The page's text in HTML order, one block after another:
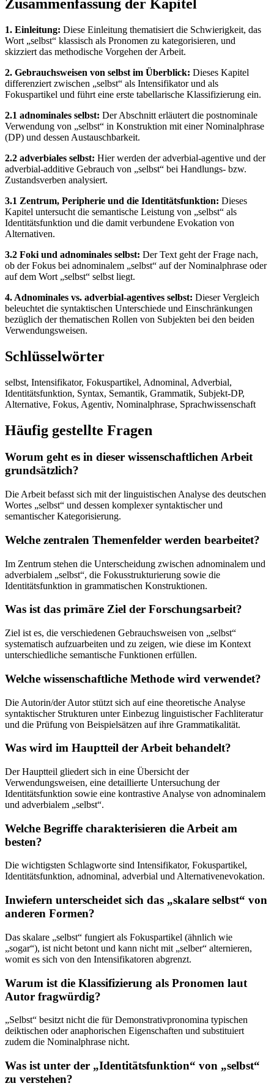
Zusammenfassung der Kapitel
1. Einleitung: Diese Einleitung thematisiert die Schwierigkeit, das
Wort „selbst“ klassisch als Pronomen zu kategorisieren, und
skizziert das methodische Vorgehen der Arbeit.
2. Gebrauchsweisen von selbst im Überblick: Dieses Kapitel
differenziert zwischen „selbst“ als Intensifikator und als
Fokuspartikel und führt eine erste tabellarische Klassifizierung ein.
2.1 adnominales selbst: Der Abschnitt erläutert die postnominale
Verwendung von „selbst“ in Konstruktion mit einer Nominalphrase
(DP) und dessen Austauschbarkeit.
2.2 adverbiales selbst: Hier werden der adverbial-agentive und der
adverbial-additive Gebrauch von „selbst“ bei Handlungs- bzw.
Zustandsverben analysiert.
3.1 Zentrum, Peripherie und die Identitätsfunktion: Dieses
Kapitel untersucht die semantische Leistung von „selbst“ als
Identitätsfunktion und die damit verbundene Evokation von
Alternativen.
3.2 Foki und adnominales selbst: Der Text geht der Frage nach,
ob der Fokus bei adnominalem „selbst“ auf der Nominalphrase oder
auf dem Wort „selbst“ selbst liegt.
4. Adnominales vs. adverbial-agentives selbst: Dieser Vergleich
beleuchtet die syntaktischen Unterschiede und Einschränkungen
bezüglich der thematischen Rollen von Subjekten bei den beiden
Verwendungsweisen.
Schlüsselwörter
selbst, Intensifikator, Fokuspartikel, Adnominal, Adverbial,
Identitätsfunktion, Syntax, Semantik, Grammatik, Subjekt-DP,
Alternative, Fokus, Agentiv, Nominalphrase, Sprachwissenschaft
Häufig gestellte Fragen
Worum geht es in dieser wissenschaftlichen Arbeit
grundsätzlich?
Die Arbeit befasst sich mit der linguistischen Analyse des deutschen
Wortes „selbst“ und dessen komplexer syntaktischer und
semantischer Kategorisierung.
Welche zentralen Themenfelder werden bearbeitet?
Im Zentrum stehen die Unterscheidung zwischen adnominalem und
adverbialem „selbst“, die Fokusstrukturierung sowie die
Identitätsfunktion in grammatischen Konstruktionen.
Was ist das primäre Ziel der Forschungsarbeit?
Ziel ist es, die verschiedenen Gebrauchsweisen von „selbst“
systematisch aufzuarbeiten und zu zeigen, wie diese im Kontext
unterschiedliche semantische Funktionen erfüllen.
Welche wissenschaftliche Methode wird verwendet?
Die Autorin/der Autor stützt sich auf eine theoretische Analyse
syntaktischer Strukturen unter Einbezug linguistischer Fachliteratur
und die Prüfung von Beispielsätzen auf ihre Grammatikalität.
Was wird im Hauptteil der Arbeit behandelt?
Der Hauptteil gliedert sich in eine Übersicht der
Verwendungsweisen, eine detaillierte Untersuchung der
Identitätsfunktion sowie eine kontrastive Analyse von adnominalem
und adverbialem „selbst“.
Welche Begriffe charakterisieren die Arbeit am
besten?
Die wichtigsten Schlagworte sind Intensifikator, Fokuspartikel,
Identitätsfunktion, adnominal, adverbial und Alternativenevokation.
Inwiefern unterscheidet sich das „skalare selbst“ von
anderen Formen?
Das skalare „selbst“ fungiert als Fokuspartikel (ähnlich wie
„sogar“), ist nicht betont und kann nicht mit „selber“ alternieren,
womit es sich von den Intensifikatoren abgrenzt.
Warum ist die Klassifizierung als Pronomen laut
Autor fragwürdig?
„Selbst“ besitzt nicht die für Demonstrativpronomina typischen
deiktischen oder anaphorischen Eigenschaften und substituiert
zudem die Nominalphrase nicht.
Was ist unter der „Identitätsfunktion“ von „selbst“
zu verstehen?